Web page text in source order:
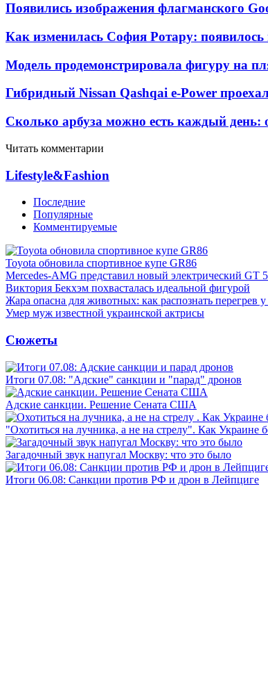
Появились изображения флагманского
Как изменилась София Ротару: появилось
Модель продемонстрировала фигуру на
Гибридный Nissan Qashqai e-Power
Сколько арбуза можно есть каждый день:
Читать комментарии
Lifestyle&Fashion
Последние
Популярные
Комментируемые
Toyota обновила спортивное купе GR86
Mercedes-AMG представил новый электрический GT
Виктория Бекхэм похвасталась идеальной фигурой
Жара опасна для животных: как распознать перегрев
Умер муж известной украинской актрисы
Сюжеты
Итоги 07.08: "Адские" санкции и "парад" дронов
Адские санкции. Решение Сената США
"Охотиться на лучника, а не на стрелу". Как Украине
Загадочный звук напугал Москву: что это было
Итоги 06.08: Санкции против РФ и дрон в Лейпциге